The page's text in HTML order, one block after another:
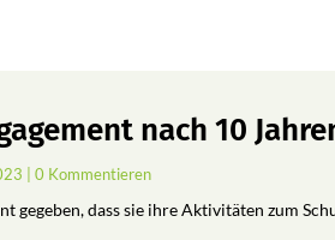
nach 10
| 0 Kommentieren
gegeben, dass sie ihre Aktivitäten zum